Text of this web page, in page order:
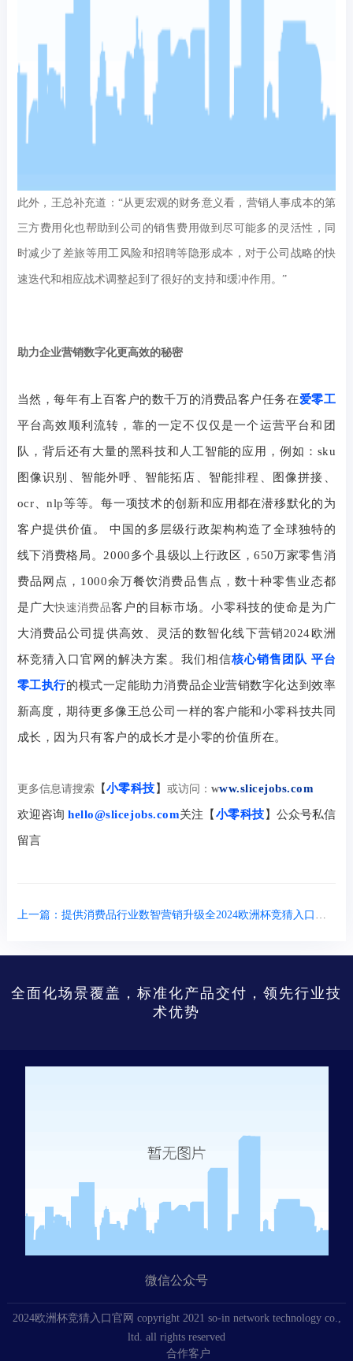
此外，王总补充道： “从更宏观的财务意义看，营销人事成本的第
三方费用化也帮助到公司的销售费用做到尽可能多的灵活性，同
时减少了差旅等用工风险和招聘等隐形成本，对于公司战略的快
速迭代和相应战术调整起到了很好的支持和缓冲作用。”
助力企业营销数字化更高效的秘密
当然，每年有上百客户的数千万的消费品客户任务在爱零工
平台高效顺利流转，靠的一定不仅仅是一个运营平台和团
队，背后还有大量的黑科技和人工智能的应用，例如： sku
图像识别、智能外呼、智能拓店、智能排程、图像拼接、
ocr 、nlp等等。每一项技术的创新和应用都在潜移默化的为
客户提供价值。
中国的多层级行政架构构造了全球独特的
线下消费格局。 2000多个县级以上行政区，650万家零售消
费品网点， 1000余万餐饮消费品售点，数十种零售业态都
是广大快速消费品客户的目标市场。小零科技的使命是为广
大消费品公司提供高效、灵活的数智化线下营销2024欧洲
杯竞猜入口官网的解决方案。我们相信核心销售团队 平台
零工执行的模式一定能助力消费品企业营销数字化达到效率
新高度，期待更多像王总公司一样的客户能和小零科技共同
成长，因为只有客户的成长才是小零的价值所在。
更多信息请搜索【小零科技】 或访问： www.slicejobs.com
欢迎咨询 hello@slicejobs.com关注【小零科技】公众号私信
留言
上一篇：提供消费品行业数智营销升级全2024欧洲杯竞猜入口官网的解决方案，「爱零工」完成pre-c轮融资，百度战略领投小零科技旗下企业服务平台【爱零工】近日获得百度pre-c轮战略投资。
全面化场景覆盖，标准化产品交付，领先行业技
术优势
微信公众号
2024欧洲杯竞猜入口官网 copyright 2021 so-in network technology co.,
ltd. all rights reserved
合作客户